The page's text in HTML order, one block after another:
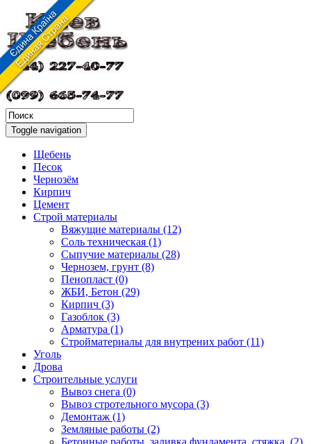
Toggle navigation
Щебень
Песок
Чернозём
Кирпич
Цемент
Строй материалы
Вяжущие материалы (12)
Соль техническая (1)
Сыпучие материалы (28)
Чернозем, грунт (8)
Пенопласт (0)
ЖБИ, Бетон (29)
Кирпич (3)
Газоблок (3)
Арматура (1)
Стройматериалы для внутрених работ (11)
Уголь
Дрова
Строительные услуги
Вывоз снега (0)
Вывоз стротельного мусора (3)
Демонтаж (1)
Земляные работы (2)
Бетонные работы, заливка фундамента, стяжка. (2)